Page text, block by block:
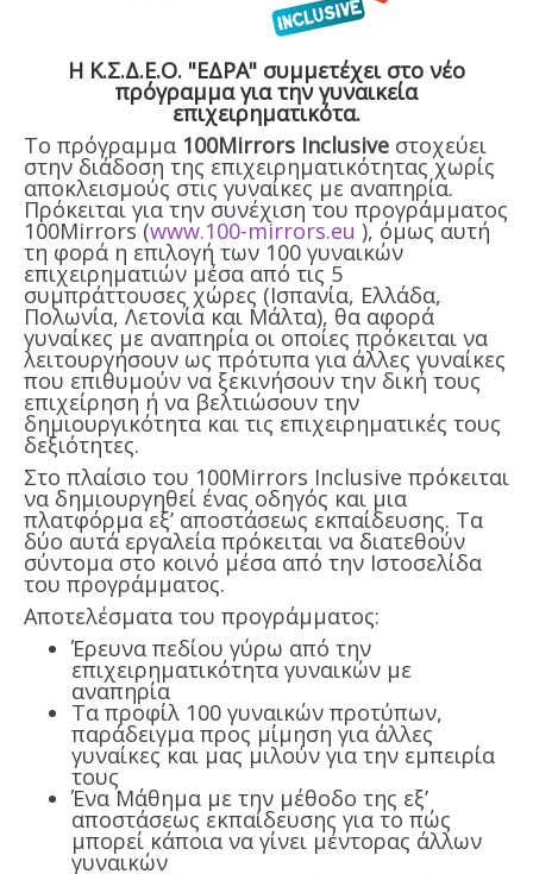
Η Κ.Σ.Δ.Ε.Ο. "ΕΔΡΑ" συμμετέχει στο νέο
πρόγραμμα για την γυναικεία
επιχειρηματικότα.
Το πρόγραμμα 100Mirrors Inclusive στοχεύει
στην διάδοση της επιχειρηματικότητας χωρίς
αποκλεισμούς στις γυναίκες με αναπηρία.
Πρόκειται για την συνέχιση του προγράμματος
100Mirrors (www.100-mirrors.eu ), όμως αυτή
τη φορά η επιλογή των 100 γυναικών
επιχειρηματιών μέσα από τις 5
συμπράττουσες χώρες (Ισπανία, Ελλάδα,
Πολωνία, Λετονία και Μάλτα), θα αφορά
γυναίκες με αναπηρία οι οποίες πρόκειται να
λειτουργήσουν ως πρότυπα για άλλες γυναίκες
που επιθυμούν να ξεκινήσουν την δική τους
επιχείρηση ή να βελτιώσουν την
δημιουργικότητα και τις επιχειρηματικές τους
δεξιότητες.
Στο πλαίσιο του 100Mirrors Inclusive πρόκειται
να δημιουργηθεί ένας οδηγός και μια
πλατφόρμα εξ’ αποστάσεως εκπαίδευσης. Τα
δύο αυτά εργαλεία πρόκειται να διατεθούν
σύντομα στο κοινό μέσα από την Ιστοσελίδα
του προγράμματος.
Αποτελέσματα του προγράμματος:
Έρευνα πεδίου γύρω από την
επιχειρηματικότητα γυναικών με
αναπηρία
Τα προφίλ 100 γυναικών προτύπων,
παράδειγμα προς μίμηση για άλλες
γυναίκες και μας μιλούν για την εμπειρία
τους
Ένα Μάθημα με την μέθοδο της εξ’
αποστάσεως εκπαίδευσης για το πώς
μπορεί κάποια να γίνει μέντορας άλλων
γυναικών